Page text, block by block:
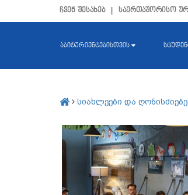
ჩვენ შესახებ საერთაშორისო
აბიტურიენტებისთვის
სიახლეები და